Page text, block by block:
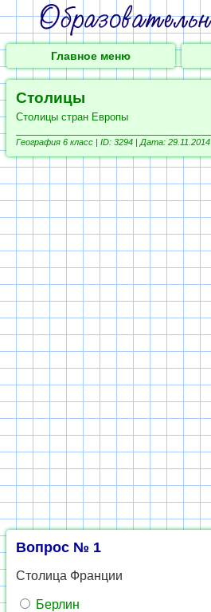
Главное меню
Столицы
Столицы стран Европы
География 6 класс | ID: 3294 | Дата: 29.11.2014
Вопрос № 1
Столица Франции
Берлин